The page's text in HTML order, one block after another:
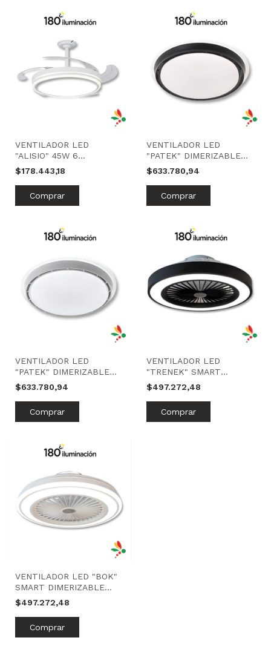
VENTILADOR LED
"ALISIO" 45W 6
VELOCIDADES | BLANCO |
180 ILUMINACIÓN
$178.443,18
VENTILADOR LED
"PATEK" DIMERIZABLE
65W | NEGRO | 180
ILUMINACIÓN
$633.780,94
VENTILADOR LED
"PATEK" DIMERIZABLE
65W | BLANCO | 180
ILUMINACIÓN
$633.780,94
VENTILADOR LED
"TRENEK" SMART
DIMERIZABLE 45W |
NEGRO | 180 ILUMINACIÓN
$497.272,48
VENTILADOR LED "BOK"
SMART DIMERIZABLE
45W | BLANCO | 180
ILUMINACIÓN
$497.272,48